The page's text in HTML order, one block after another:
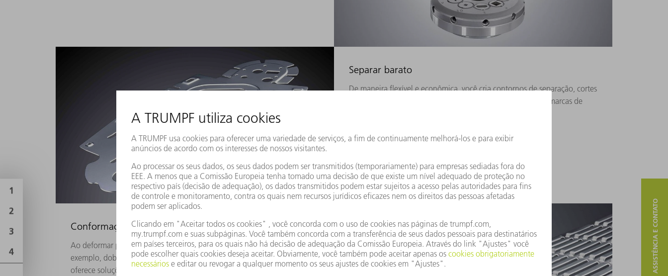
Separar barato
De maneira flexível e econômica, você cria contornos de separação, cortes
de separação em conformações ou para cantos visíveis sem marcas de
Conformação versátil
Ao deformar plasticamente a chapa, você também pode conformá-la, por
exemplo, dobrando-a ou formando uma rosca. A TRUMPF também
oferece soluções de rebarbação adequadas - tudo em uma máquina.
ASSISTÊNCIA E CONTATO